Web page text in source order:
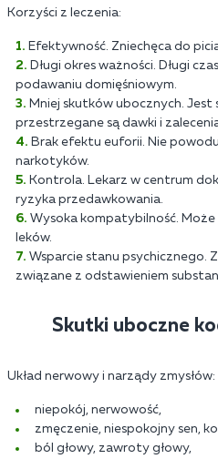
Korzyści z leczenia:
Efektywność. Zniechęca do
Długi okres ważności. Długi
podawaniu domięśniowym.
Mniej skutków ubocznych. Jest
przestrzegane są dawki i
Brak efektu euforii. Nie
narkotyków.
Kontrola. Lekarz w centrum
ryzyka przedawkowania.
Wysoka kompatybilność.
leków.
Wsparcie stanu psychicznego.
związane z odstawieniem
Skutki uboczne
Układ nerwowy i narządy zmysłów:
niepokój, nerwowość,
zmęczenie, niespokojny sen,
ból głowy, zawroty głowy,